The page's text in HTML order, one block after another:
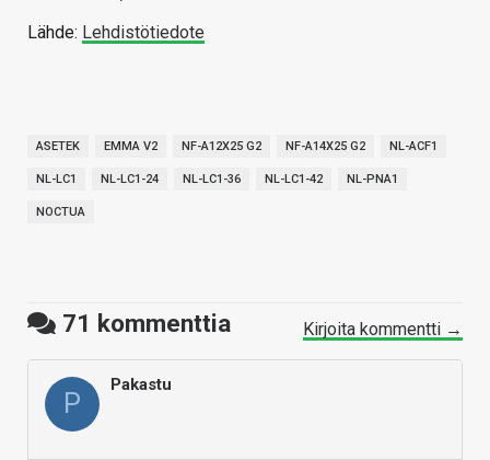
Lähde: Lehdistötiedote
ASETEK EMMA V2 NF-A12X25 G2 NF-A14X25 G2 NL-ACF1
NL-LC1 NL-LC1-24 NL-LC1-36 NL-LC1-42 NL-PNA1
NOCTUA
71 kommenttia Kirjoita kommentti →
P
Pakastu